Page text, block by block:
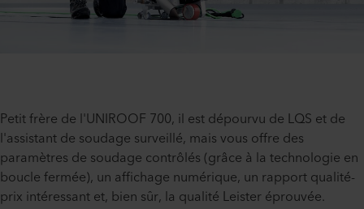
Petit frère de l'UNIROOF 700, il est dépourvu de LQS et de
l'assistant de soudage surveillé, mais vous offre des
paramètres de soudage contrôlés (grâce à la technologie en
boucle fermée), un affichage numérique, un rapport qualité-
prix intéressant et, bien sûr, la qualité Leister éprouvée.